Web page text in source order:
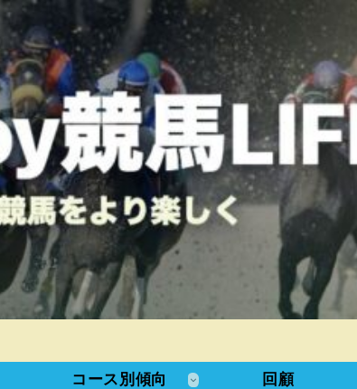
コース別傾向 回顧